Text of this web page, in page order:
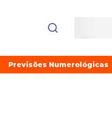
Previsões Numerológicas